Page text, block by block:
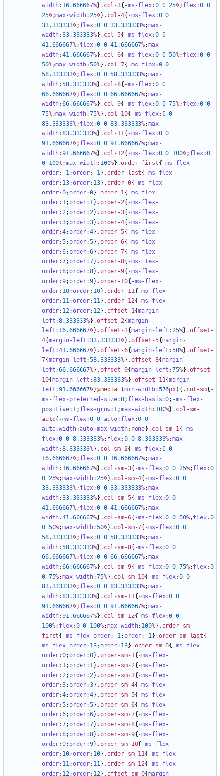
width: 16.666667%} .col-3{ -ms-flex:0 0 25%; flex:0 0
25%;max-width:25%} .col-4{ -ms-flex:0 0
33.333333%; flex:0 0 33.333333%;max-
width:33.333333%} .col-5{ -ms-flex:0 0
41.666667%; flex:0 0 41.666667%;max-
width:41.666667%} .col-6{ -ms-flex:0 0 50%; flex:0 0
50%;max-width:50%} .col-7{ -ms-flex:0 0
58.333333%; flex:0 0 58.333333%;max-
width:58.333333%} .col-8{ -ms-flex:0 0
66.666667%; flex:0 0 66.666667%;max-
width:66.666667%} .col-9{ -ms-flex:0 0 75%; flex:0 0
75%;max-width:75%} .col-10{ -ms-flex:0 0
83.333333%; flex:0 0 83.333333%;max-
width:83.333333%} .col-11{ -ms-flex:0 0
91.666667%; flex:0 0 91.666667%;max-
width:91.666667%} .col-12{ -ms-flex:0 0 100%; flex:0
0 100%;max-width: 100%} .order-first{ -ms-flex-
order:-1;order:-1} .order-last{ -ms-flex-
order: 13;order: 13} .order-0{ -ms-flex-
order:0;order:0} .order-1{ -ms-flex-
order: 1;order: 1} .order-2{ -ms-flex-
order:2;order:2} .order-3{ -ms-flex-
order:3;order:3} .order-4{ -ms-flex-
order:4;order:4} .order-5{ -ms-flex-
order:5;order:5} .order-6{ -ms-flex-
order:6;order:6} .order-7{ -ms-flex-
order:7;order:7} .order-8{ -ms-flex-
order:8;order:8} .order-9{ -ms-flex-
order:9;order:9} .order-10{ -ms-flex-
order: 10;order: 10} .order-11{ -ms-flex-
order: 11;order: 11} .order-12{ -ms-flex-
order: 12;order: 12} .offset-1{margin-
left :8.333333%} .offset-2{margin-
left : 16.666667%} .offset-3{margin-left :25%} .offset-
4{margin-left :33.333333%} .offset-5{margin-
left :41.666667%} .offset-6{margin-left :50%} .offset-
7{margin-left :58.333333%} .offset-8{margin-
left :66.666667%} .offset-9{margin-left :75%} .offset-
10{margin-left :83.333333%} .offset-11{margin-
left :91.666667%}@media (min-width:576px){ .col-sm{ -
ms-flex-preferred-size:0; flex-basis :0; -ms-flex-
positive: 1; flex-grow: 1;max-width: 100%} .col-sm-
auto{ -ms-flex:0 0 auto; flex:0 0
auto;width:auto;max-width: none} .col-sm-1{ -ms-
flex:0 0 8.333333%; flex:0 0 8.333333%;max-
width:8.333333%} .col-sm-2{ -ms-flex:0 0
16.666667%; flex:0 0 16.666667%;max-
width: 16.666667%} .col-sm-3{ -ms-flex:0 0 25%; flex:0
0 25%;max-width:25%} .col-sm-4{ -ms-flex:0 0
33.333333%; flex:0 0 33.333333%;max-
width:33.333333%} .col-sm-5{ -ms-flex:0 0
41.666667%; flex:0 0 41.666667%;max-
width:41.666667%} .col-sm-6{ -ms-flex:0 0 50%; flex:0
0 50%;max-width:50%} .col-sm-7{ -ms-flex:0 0
58.333333%; flex:0 0 58.333333%;max-
width:58.333333%} .col-sm-8{ -ms-flex:0 0
66.666667%; flex:0 0 66.666667%;max-
width:66.666667%} .col-sm-9{ -ms-flex:0 0 75%; flex:0
0 75%;max-width:75%} .col-sm-10{ -ms-flex:0 0
83.333333%; flex:0 0 83.333333%;max-
width:83.333333%} .col-sm-11{ -ms-flex:0 0
91.666667%; flex:0 0 91.666667%;max-
width:91.666667%} .col-sm-12{ -ms-flex:0 0
100%; flex:0 0 100%;max-width: 100%} .order-sm-
first{ -ms-flex-order:-1;order:-1} .order-sm-last{ -
ms-flex-order: 13;order: 13} .order-sm-0{ -ms-flex-
order:0;order:0} .order-sm-1{ -ms-flex-
order: 1;order: 1} .order-sm-2{ -ms-flex-
order:2;order:2} .order-sm-3{ -ms-flex-
order:3;order:3} .order-sm-4{ -ms-flex-
order:4;order:4} .order-sm-5{ -ms-flex-
order:5;order:5} .order-sm-6{ -ms-flex-
order:6;order:6} .order-sm-7{ -ms-flex-
order:7;order:7} .order-sm-8{ -ms-flex-
order:8;order:8} .order-sm-9{ -ms-flex-
order:9;order:9} .order-sm-10{ -ms-flex-
order: 10;order: 10} .order-sm-11{ -ms-flex-
order: 11;order: 11} .order-sm-12{ -ms-flex-
order: 12;order: 12} .offset-sm-0{margin-